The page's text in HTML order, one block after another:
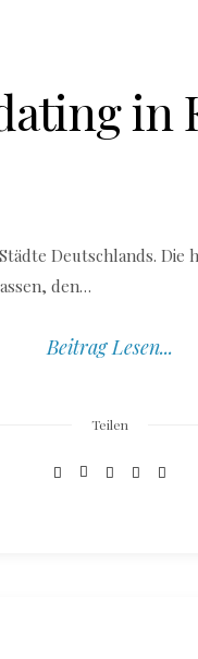
in
Deutschlands. Die
den…
Beitrag Lesen...
Teilen